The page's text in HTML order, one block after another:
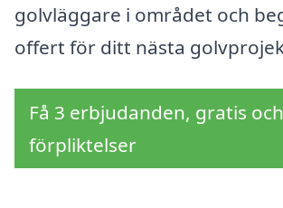
golvläggare i området och
offert för ditt nästa
Få 3 erbjudanden, gratis
förpliktelser